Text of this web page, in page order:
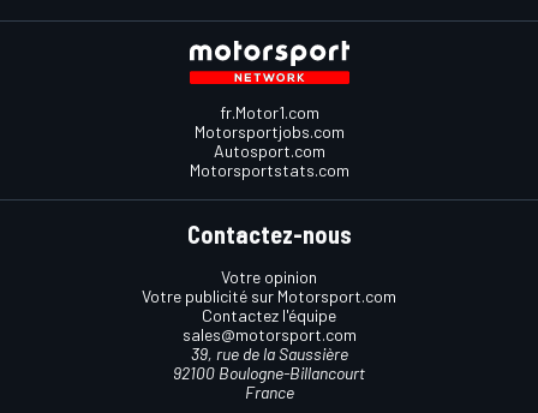
fr.Motor1.com
Motorsportjobs.com
Autosport.com
Motorsportstats.com
Contactez-nous
Votre opinion
Votre publicité sur Motorsport.com
Contactez l'équipe
sales@motorsport.com
39, rue de la Saussière
92100 Boulogne-Billancourt
France